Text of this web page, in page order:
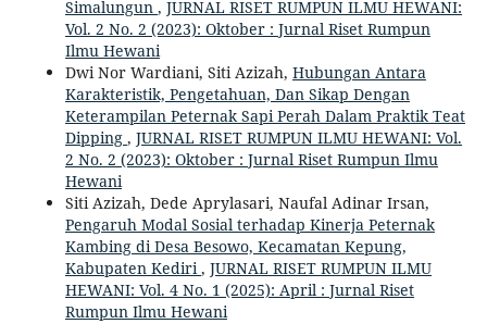
Simalungun , JURNAL RISET RUMPUN ILMU HEWANI:
Vol. 2 No. 2 (2023): Oktober : Jurnal Riset Rumpun
Ilmu Hewani
Dwi Nor Wardiani, Siti Azizah, Hubungan Antara
Karakteristik, Pengetahuan, Dan Sikap Dengan
Keterampilan Peternak Sapi Perah Dalam Praktik Teat
Dipping , JURNAL RISET RUMPUN ILMU HEWANI: Vol.
2 No. 2 (2023): Oktober : Jurnal Riset Rumpun Ilmu
Hewani
Siti Azizah, Dede Aprylasari, Naufal Adinar Irsan,
Pengaruh Modal Sosial terhadap Kinerja Peternak
Kambing di Desa Besowo, Kecamatan Kepung,
Kabupaten Kediri, JURNAL RISET RUMPUN ILMU
HEWANI: Vol. 4 No. 1 (2025): April : Jurnal Riset
Rumpun Ilmu Hewani